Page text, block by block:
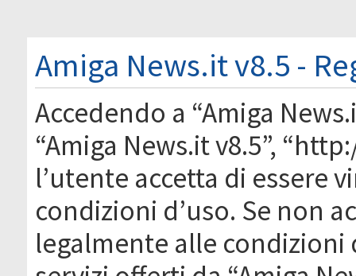
Amiga News.it v8.5 -
Accedendo a “Amiga
“Amiga News.it v8.5”,
l’utente accetta di essere
condizioni d’uso. Se non
legalmente alle condizioni